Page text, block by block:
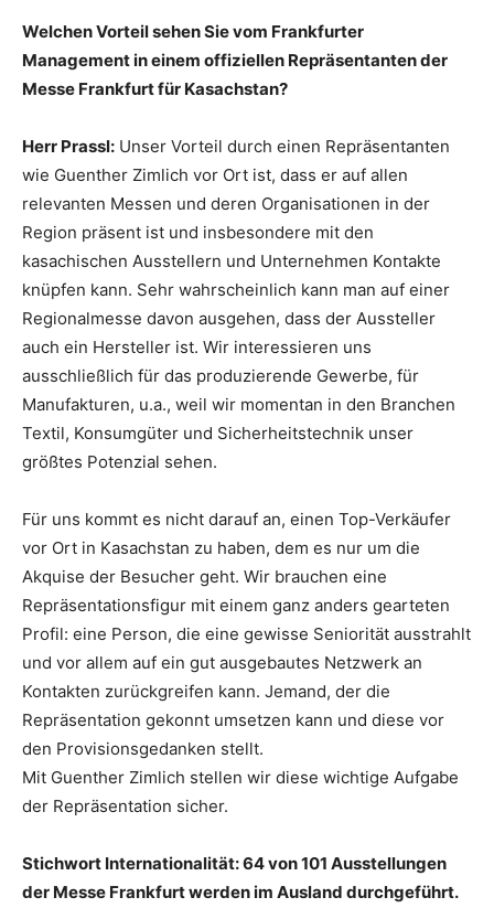
Welchen Vorteil sehen Sie vom Frankfurter
Management in einem offiziellen Repräsentanten der
Messe Frankfurt für Kasachstan?
Herr Prassl: Unser Vorteil durch einen Repräsentanten
wie Guenther Zimlich vor Ort ist, dass er auf allen
relevanten Messen und deren Organisationen in der
Region präsent ist und insbesondere mit den
kasachischen Ausstellern und Unternehmen Kontakte
knüpfen kann. Sehr wahrscheinlich kann man auf einer
Regionalmesse davon ausgehen, dass der Aussteller
auch ein Hersteller ist. Wir interessieren uns
ausschließlich für das produzierende Gewerbe, für
Manufakturen, u.a., weil wir momentan in den Branchen
Textil, Konsumgüter und Sicherheitstechnik unser
größtes Potenzial sehen.
Für uns kommt es nicht darauf an, einen Top-Verkäufer
vor Ort in Kasachstan zu haben, dem es nur um die
Akquise der Besucher geht. Wir brauchen eine
Repräsentationsfigur mit einem ganz anders gearteten
Profil: eine Person, die eine gewisse Seniorität ausstrahlt
und vor allem auf ein gut ausgebautes Netzwerk an
Kontakten zurückgreifen kann. Jemand, der die
Repräsentation gekonnt umsetzen kann und diese vor
den Provisionsgedanken stellt.
Mit Guenther Zimlich stellen wir diese wichtige Aufgabe
der Repräsentation sicher.
Stichwort Internationalität: 64 von 101 Ausstellungen
der Messe Frankfurt werden im Ausland durchgeführt.